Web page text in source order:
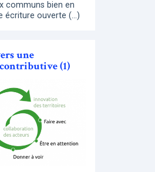
communs bien en
écriture ouverte (…)
une
(1)